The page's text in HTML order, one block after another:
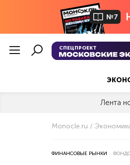
№7
СПЕЦПРОЕКТ
Лента
Monocle.ru
ФИНАНСОВЫЕ РЫНКИ